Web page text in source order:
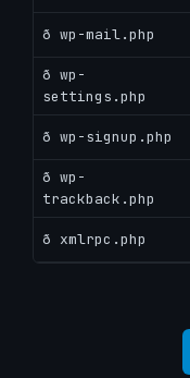
ð wp-mail.php
ð wp-
settings.php
ð wp-signup.php
ð wp-
trackback.php
ð xmlrpc.php